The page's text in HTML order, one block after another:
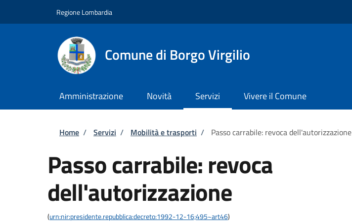
Regione Lombardia
Comune di Borgo Virgilio
Amministrazione Novità Servizi Vivere il Comune
Briciole di pane
Home / Servizi / Mobilità e trasporti / Passo carrabile: revoca dell'autorizzazione
Passo carrabile: revoca
dell'autorizzazione
(urn:nir:presidente.repubblica:decreto:1992-12-16;495~art46)